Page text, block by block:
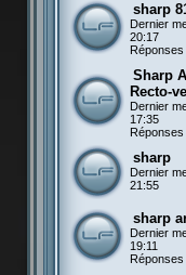
sharp
Dernier
20:17
Réponses
Sharp
Recto-
Dernier
17:35
Réponses
sharp
Dernier
21:55
sharp
Dernier
19:11
Réponses